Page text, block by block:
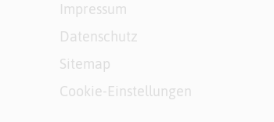
Impressum
Datenschutz
Sitemap
Cookie-Einstellungen